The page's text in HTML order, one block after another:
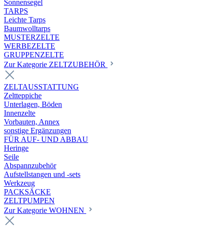
Sonnensegel
TARPS
Leichte Tarps
Baumwolltarps
MUSTERZELTE
WERBEZELTE
GRUPPENZELTE
Zur Kategorie ZELTZUBEHÖR
ZELTAUSSTATTUNG
Zeltteppiche
Unterlagen, Böden
Innenzelte
Vorbauten, Annex
sonstige Ergänzungen
FÜR AUF- UND ABBAU
Heringe
Seile
Abspannzubehör
Aufstellstangen und -sets
Werkzeug
PACKSÄCKE
ZELTPUMPEN
Zur Kategorie WOHNEN